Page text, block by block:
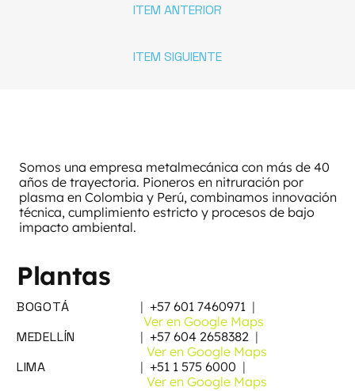
ITEM ANTERIOR
ITEM SIGUIENTE
Somos una empresa metalmecánica con más de 40
años de trayectoria. Pioneros en nitruración por
plasma en Colombia y Perú, combinamos innovación
técnica, cumplimiento estricto y procesos de bajo
impacto ambiental.
Plantas
BOGOTÁ | +57 601 7460971 |
Ver en Google Maps
MEDELLÍN | +57 604 2658382 |
Ver en Google Maps
LIMA | +51 1 575 6000 |
Ver en Google Maps